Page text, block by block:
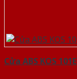
Cửa ABS KOS 101E